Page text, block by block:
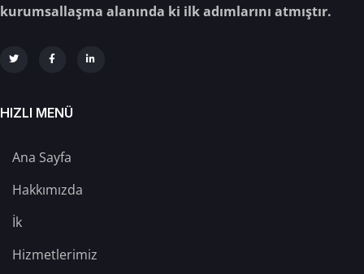
kurumsallaşma alanında ki ilk adımlarını atmıştır.
HIZLI MENÜ
Ana Sayfa
Hakkımızda
İk
Hizmetlerimiz